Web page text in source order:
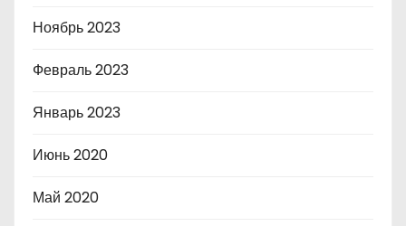
Ноябрь 2023
Февраль 2023
Январь 2023
Июнь 2020
Май 2020